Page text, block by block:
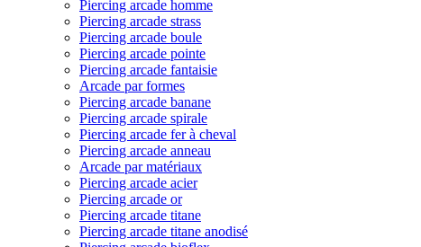
Piercing arcade homme
Piercing arcade strass
Piercing arcade boule
Piercing arcade pointe
Piercing arcade fantaisie
Arcade par formes
Piercing arcade banane
Piercing arcade spirale
Piercing arcade fer à cheval
Piercing arcade anneau
Arcade par matériaux
Piercing arcade acier
Piercing arcade or
Piercing arcade titane
Piercing arcade titane anodisé